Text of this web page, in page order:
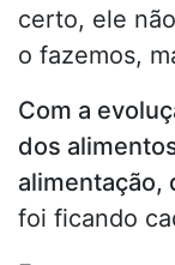
certo, ele
o fazemos,
Com a
dos
alimentação,
foi ficando